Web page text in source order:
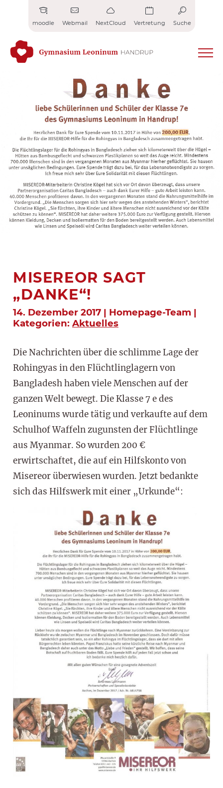
moodle Webmail NextCloud Vertretung Suche
MISEREOR SAGT
„DANKE“!
14. Dezember 2017 | Homepage-Team |
Kategorien: Aktuelles
Die Nachrichten über die schlimme Lage der
Rohingyas in den Flüchtlinglagern von
Bangladesh haben viele Menschen auf der
ganzen Welt bewegt. Die Klasse 7 e des
Leoninums wurde tätig und verkaufte auf dem
Schulhof Waffeln zugunsten der Flüchtlinge
aus Myanmar. So wurden 200 €
erwirtschaftet, die auf ein Hilfskonto von
Misereor überwiesen wurden. Jetzt bedankte
sich das Hilfswerk mit einer „Urkunde“: